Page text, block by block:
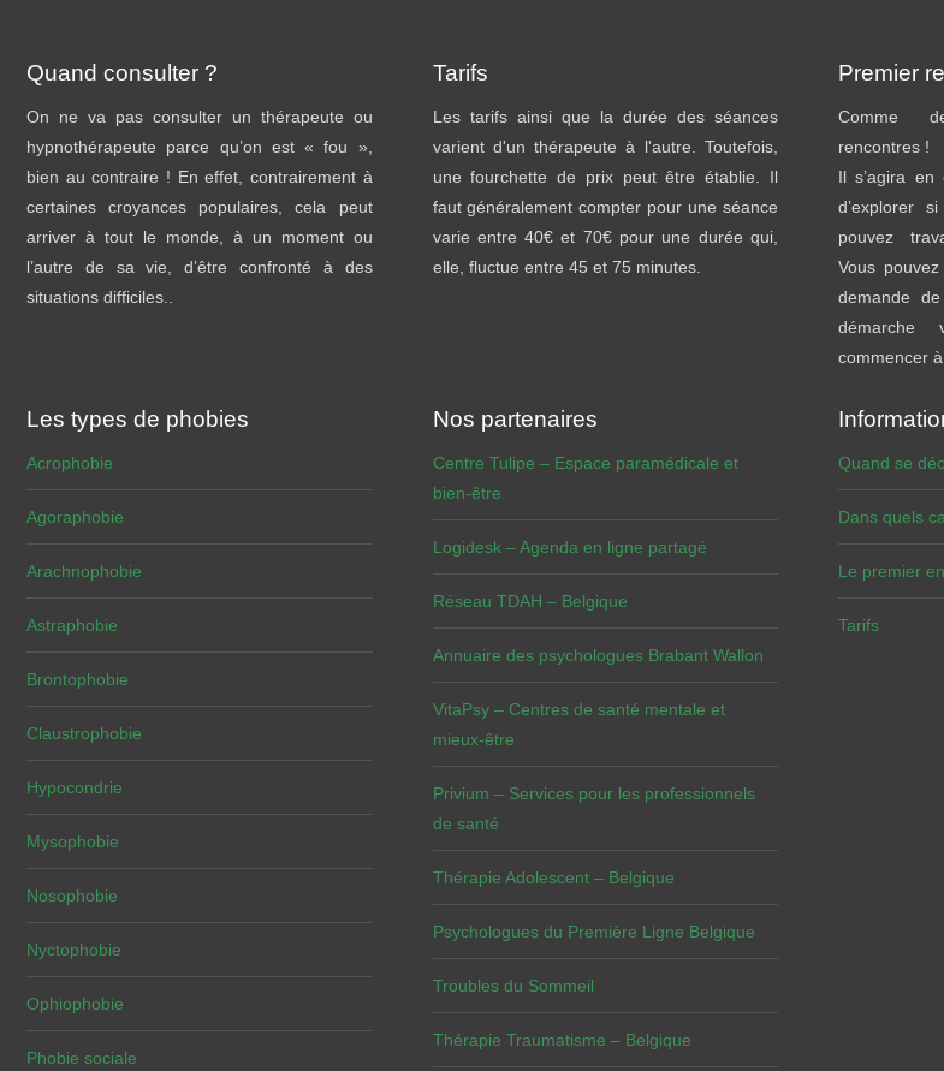
Quand consulter ?
On ne va pas consulter un thérapeute ou
hypnothérapeute parce qu’on est « fou »,
bien au contraire ! En effet, contrairement à
certaines croyances populaires, cela peut
arriver à tout le monde, à un moment ou
l’autre de sa vie, d’être confronté à des
situations difficiles..
Tarifs
Les tarifs ainsi que la durée des séances
varient d'un thérapeute à l'autre. Toutefois,
une fourchette de prix peut être établie. Il
faut généralement compter pour une séance
varie entre 40€ et 70€ pour une durée qui,
elle, fluctue entre 45 et 75 minutes.
Premier
Comme
rencontres !
Il s’agira
d’explorer
pouvez
Vous
demande
démarche
commencer
Les types de phobies
Acrophobie
Agoraphobie
Arachnophobie
Astraphobie
Brontophobie
Claustrophobie
Hypocondrie
Mysophobie
Nosophobie
Nyctophobie
Ophiophobie
Phobie sociale
Nos partenaires
Centre Tulipe – Espace paramédicale et
bien-être.
Logidesk – Agenda en ligne partagé
Réseau TDAH – Belgique
Annuaire des psychologues Brabant Wallon
VitaPsy – Centres de santé mentale et
mieux-être
Privium – Services pour les professionnels
de santé
Thérapie Adolescent – Belgique
Psychologues du Première Ligne Belgique
Troubles du Sommeil
Thérapie Traumatisme – Belgique
Quand se
Dans quels
Le premier
Tarifs